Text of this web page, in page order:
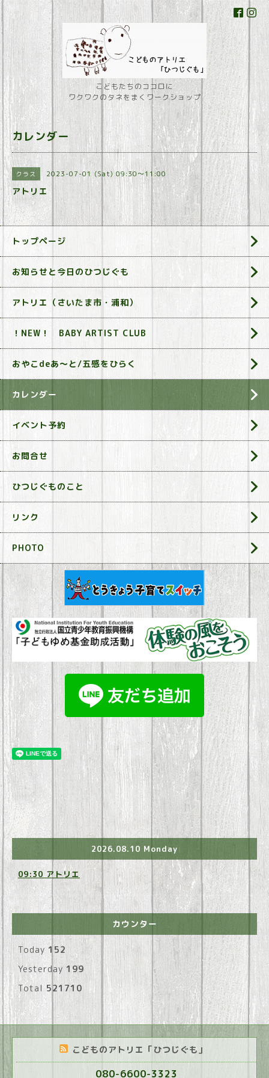
こどもたちのココロに
ワクワクのタネをまくワークショップ
カレンダー
クラス 2023-07-01 (Sat) 09:30～11:00
アトリエ
トップページ
お知らせと今日のひつじぐも
アトリエ（さいたま市・浦和）
！NEW！ BABY ARTIST CLUB
おやこdeあ～と/五感をひらく
カレンダー
イベント予約
お問合せ
ひつじぐものこと
リンク
PHOTO
2026.08.10 Monday
09:30 アトリエ
カウンター
Today 152
Yesterday 199
Total521710
こどものアトリエ「ひつじぐも」
080-6600-3323